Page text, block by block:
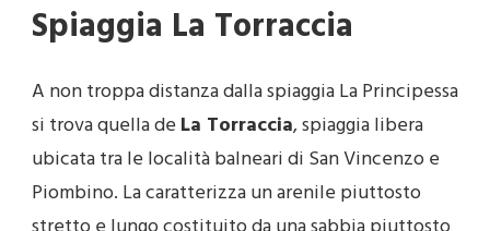
Spiaggia La Torraccia
A non troppa distanza dalla spiaggia La Principessa
si trova quella de La Torraccia, spiaggia libera
ubicata tra le località balneari di San Vincenzo e
Piombino. La caratterizza un arenile piuttosto